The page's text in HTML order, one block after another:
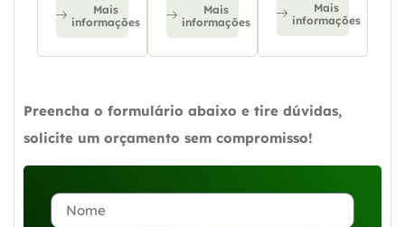
Mais
informações
Mais
informações
Mais
informações
Preencha o formulário abaixo e tire dúvidas,
solicite um orçamento sem compromisso!